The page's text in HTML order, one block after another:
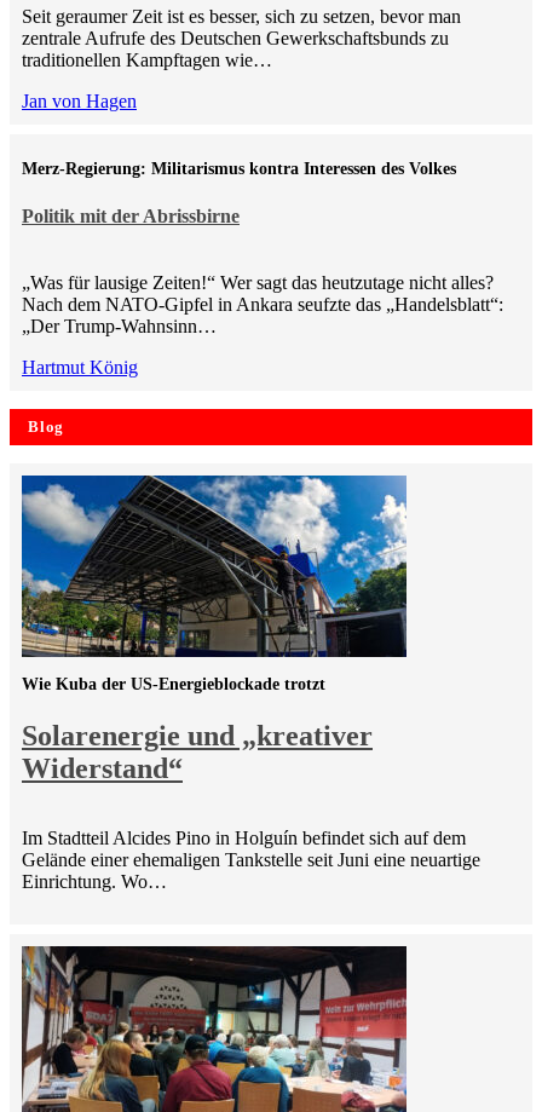
Seit geraumer Zeit ist es besser, sich zu setzen, bevor man
zentrale Aufrufe des Deutschen Gewerkschaftsbunds zu
traditionellen Kampftagen wie…
Jan von Hagen
Politik mit der Abrissbirne
Merz-Regierung: Militarismus kontra Inte­ressen des Volkes
„Was für lausige Zeiten!“ Wer sagt das heutzutage nicht alles?
Nach dem NATO-Gipfel in Ankara seufzte das „Handelsblatt“:
„Der Trump-Wahnsinn…
Hartmut König
Blog
Solarenergie und „kreativer
Widerstand“
Wie Kuba der US-Energieblockade trotzt
Im Stadtteil Alcides Pino in Holguín befindet sich auf dem
Gelände einer ehemaligen Tankstelle seit Juni eine neuartige
Einrichtung. Wo…